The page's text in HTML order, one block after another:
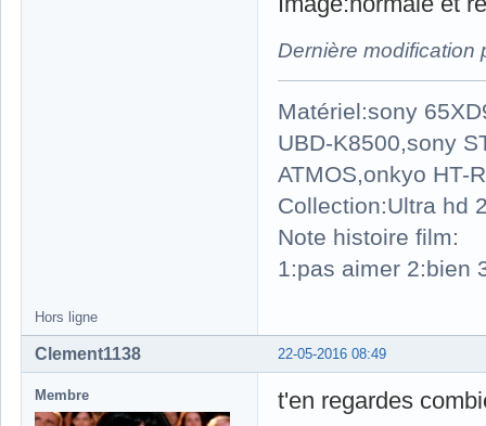
Dernière modification
Matériel:sony
UBD-K8500,sony
ATMOS,onkyo HT-
Collection:Ultra hd
Note histoire film:
1:pas aimer 2:bien
Hors ligne
22-05-2016 08:49
Clement1138
Membre t'en regardes